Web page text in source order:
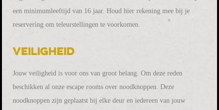
een minimumleeftijd van 16 jaar. Houd hier rekening mee bij je
reservering om teleurstellingen te voorkomen.
Veiligheid
Jouw veiligheid is voor ons van groot belang. Om deze reden
beschikken al onze escape rooms over noodknoppen. Deze
noodknoppen zijn geplaatst bij elke deur en iedereen van jouw